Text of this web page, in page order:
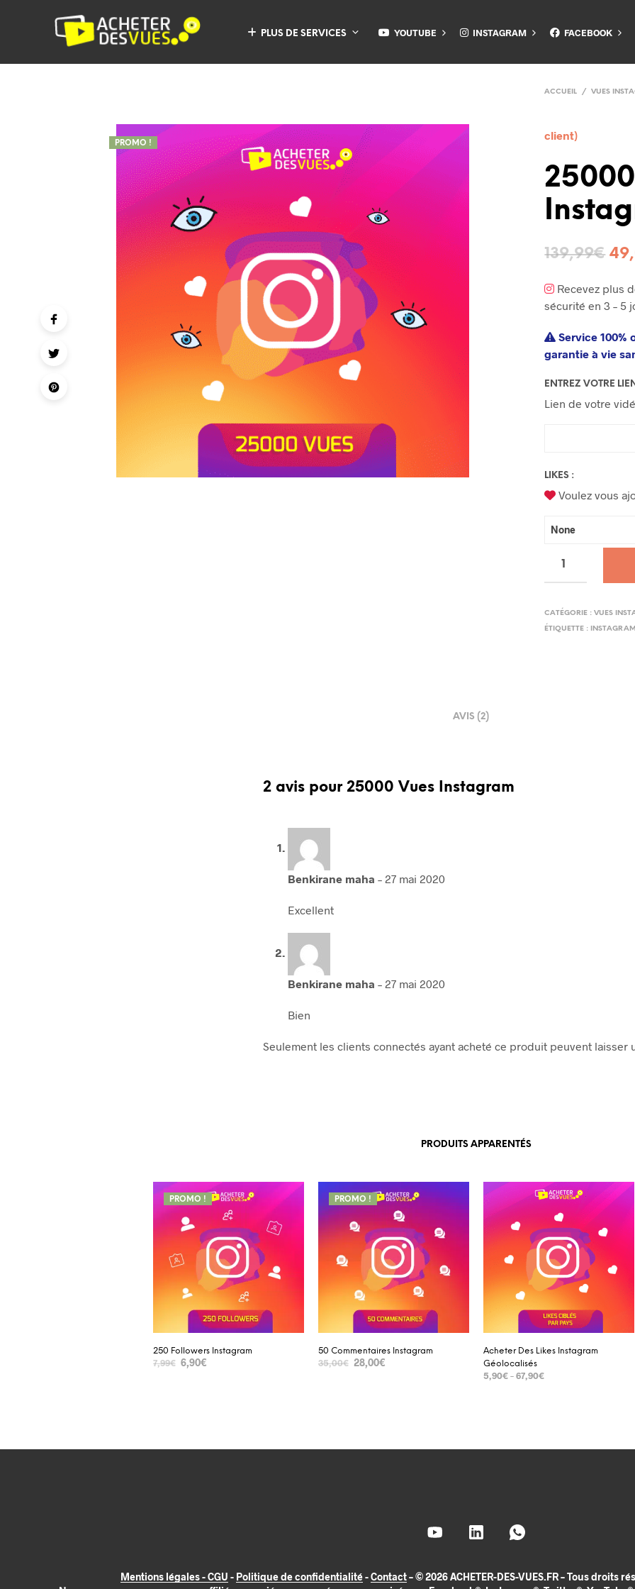
PLUS DE SERVICES YOUTUBE INSTAGRAM FACEBOOK
PROMO !
ACCUEIL / VUES
client)
139,99€
Recevez plus
sécurité en 3 – 5
Service
garantie à vie
ENTREZ VOTRE LIEN
Lien de votre
LIKES :
Voulez vous
CATÉGORIE :VUES
ÉTIQUETTE :
INSTAGRAM
AVIS (2)
2 avis pour 25000 Vues Instagram
Benkirane maha – 27 mai 2020
Excellent
Benkirane maha – 27 mai 2020
Bien
Seulement les clients connectés ayant acheté ce produit peuvent laisser
PRODUITS APPARENTÉS
PROMO !
250 Followers Instagram
7,99€ 6,90€
PROMO !
50 Commentaires Instagram
35,00€ 28,00€
Acheter Des Likes Instagram
Géolocalisés
5,90€–67,90€
Mentions légales - CGU - Politique de confidentialité-Contact– © 2026 ACHETER-DES-VUES.FR – Tous